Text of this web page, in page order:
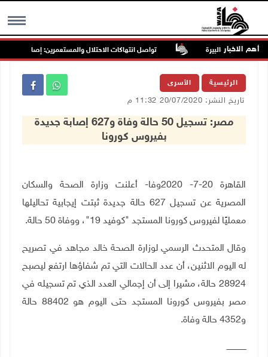
MENU أهم الاخبار تواصل انتهاكات الاحتلال والمستعمرين: إصابات
الرئيسية الأسرى
تاريخ النشر: 20/07/2020 11:32 م
مصر: تسجيل 50 حالة وفاة و627 إصابة جديدة
بفيروس كورونا
القاهرة 20-7- 2020وفا- أعلنت وزارة الصحة والسكان
المصرية عن تسجيل 627 حالة جديدة ثبتت إيجابية تحاليلها
معمليًا لفيروس كورونا المستجد "كوفيد 19"، ووفاة 50 حالة.
وقال المتحدث الرسمي لوزارة الصحة خالد مجاهد في تصريح
له اليوم الاثنين، أن عدد الحالات التي تم شفاؤها ارتفع ليصبح
28924 حالة، مشيرا إلى أن إجمالي العدد الذي تم تسجيله في
مصر بفيروس كورونا المستجد حتى اليوم هو 88402 حالة
و4352 حالة وفاة.
ــــــــــــــــ